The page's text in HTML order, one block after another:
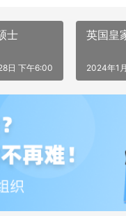
士
日 下午6:00
英国皇
2024年1